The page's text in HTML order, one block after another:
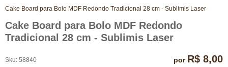
Cake Board para Bolo MDF Redondo Tradicional 28 cm - Sublimis Laser
Cake Board para Bolo MDF Redondo
Tradicional 28 cm - Sublimis Laser
Sku: 58840
por R$ 8,00